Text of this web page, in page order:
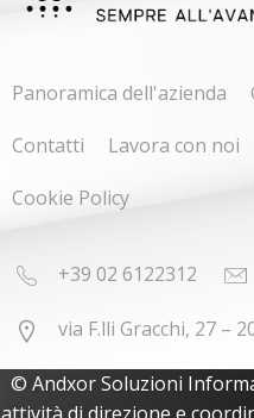
Panoramica dell'azienda
Contatti
Lavora con noi
Cookie Policy
+39 02 6122312
via F.lli Gracchi, 27 –
© Andxor Soluzioni